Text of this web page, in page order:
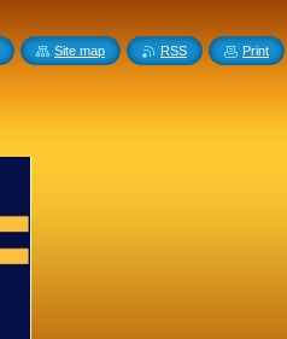
Site map RSS Print